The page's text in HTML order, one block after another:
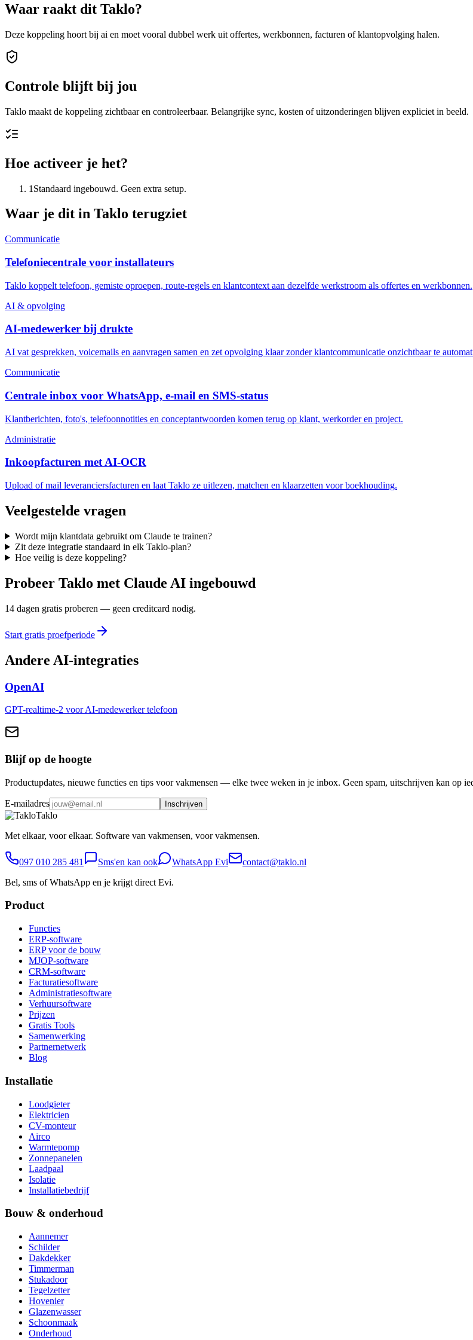
Waar raakt dit Taklo?
Deze koppeling hoort bij ai en moet vooral dubbel werk uit offertes, werkbonnen, facturen of klantopvolging halen.
Controle blijft bij jou
Taklo maakt de koppeling zichtbaar en controleerbaar. Belangrijke sync, kosten of uitzonderingen blijven expliciet in beeld.
Hoe activeer je het?
1 Standaard ingebouwd. Geen extra setup.
Waar je dit in Taklo terugziet
Communicatie
Telefoniecentrale voor installateurs
Taklo koppelt telefoon, gemiste oproepen, route-regels en klantcontext aan dezelfde werkstroom als offertes en werkbonnen.
AI & opvolging
AI-medewerker bij drukte
AI vat gesprekken, voicemails en aanvragen samen en zet opvolging klaar zonder klantcommunicatie onzichtbaar te
Communicatie
Centrale inbox voor WhatsApp, e-mail en SMS-status
Klantberichten, foto's, telefoonnotities en conceptantwoorden komen terug op klant, werkorder en project.
Administratie
Inkoopfacturen met AI-OCR
Upload of mail leveranciersfacturen en laat Taklo ze uitlezen, matchen en klaarzetten voor boekhouding.
Veelgestelde vragen
Wordt mijn klantdata gebruikt om Claude te trainen?
Zit deze integratie standaard in elk Taklo-plan?
Hoe veilig is deze koppeling?
Probeer Taklo met Claude AI ingebouwd
14 dagen gratis proberen — geen creditcard nodig.
Start gratis proefperiode
Andere AI-integraties
OpenAI
GPT-realtime-2 voor AI-medewerker telefoon
Blijf op de hoogte
Productupdates, nieuwe functies en tips voor vakmensen — elke twee weken in je inbox. Geen spam, uitschrijven kan op
E-mailadres Inschrijven
Taklo
Met elkaar, voor elkaar. Software van vakmensen, voor vakmensen.
097 010 285 481 Sms'en kan ook WhatsApp Evi
contact@taklo.nl
Bel, sms of WhatsApp en je krijgt direct Evi.
Product
Functies
ERP-software
ERP voor de bouw
MJOP-software
CRM-software
Facturatiesoftware
Administratiesoftware
Verhuursoftware
Prijzen
Gratis Tools
Samenwerking
Partnernetwerk
Blog
Installatie
Loodgieter
Elektricien
CV-monteur
Airco
Warmtepomp
Zonnepanelen
Laadpaal
Isolatie
Installatiebedrijf
Bouw & onderhoud
Aannemer
Schilder
Dakdekker
Timmerman
Stukadoor
Tegelzetter
Hovenier
Glazenwasser
Schoonmaak
Onderhoud